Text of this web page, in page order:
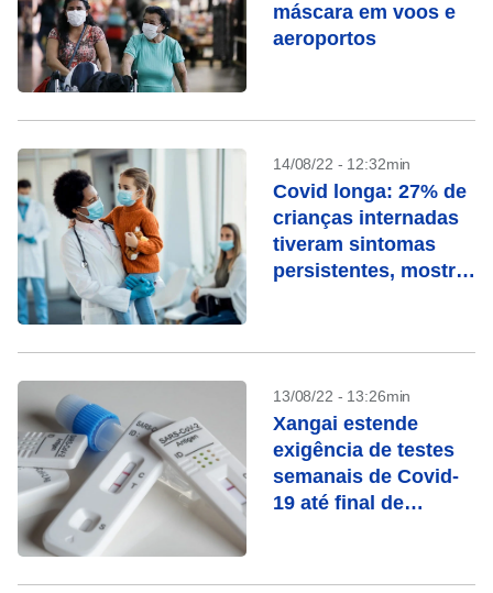
máscara em voos e
aeroportos
14/08/22 - 12:32min
Covid longa: 27% de
crianças internadas
tiveram sintomas
persistentes, mostra
13/08/22 - 13:26min
Xangai estende
exigência de testes
semanais de Covid-
19 até final de